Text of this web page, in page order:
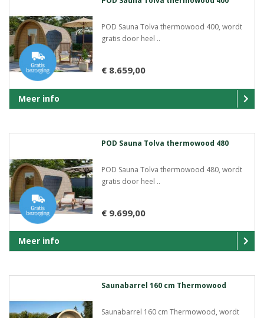
POD Sauna Tolva thermowood 400, wordt
gratis door heel ..
€ 8.659,00
Meer info
POD Sauna Tolva thermowood 480
POD Sauna Tolva thermowood 480, wordt
gratis door heel ..
€ 9.699,00
Meer info
Saunabarrel 160 cm Thermowood
Saunabarrel 160 cm Thermowood, wordt